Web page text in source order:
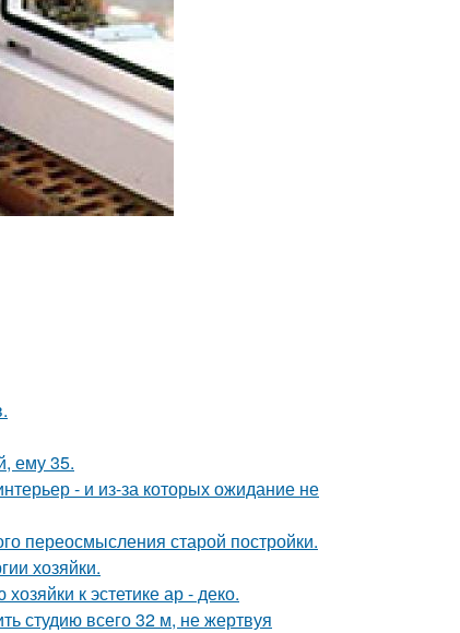
ему 35.
- и из-за которых ожидание не
переосмысления старой постройки.
хозяйки.
к эстетике ар - деко.
студию всего 32 м, не жертвуя